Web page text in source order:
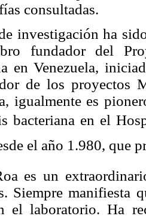
consultadas.
investigación ha
fundador del
en Venezuela,
de los proyectos
igualmente es
bacteriana en el
el año 1.980, que
es un
Siempre manifiesta
el laboratorio. Ha